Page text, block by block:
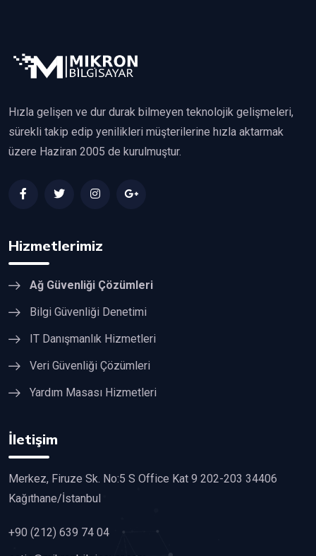
Hızla gelişen ve dur durak bilmeyen teknolojik gelişmeleri,
sürekli takip edip yenilikleri müşterilerine hızla aktarmak
üzere Haziran 2005 de kurulmuştur.
Hizmetlerimiz
Ağ Güvenliği Çözümleri
Bilgi Güvenliği Denetimi
IT Danışmanlık Hizmetleri
Veri Güvenliği Çözümleri
Yardım Masası Hizmetleri
İletişim
Merkez, Firuze Sk. No:5 S Office Kat 9 202-203 34406
Kağıthane/İstanbul
+90 (212) 639 74 04